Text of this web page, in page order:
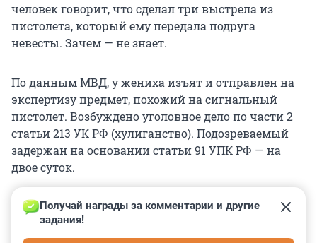
человек говорит, что сделал три выстрела из
пистолета, который ему передала подруга
невесты. Зачем — не знает.
По данным МВД, у жениха изъят и отправлен на
экспертизу предмет, похожий на сигнальный
пистолет. Возбуждено уголовное дело по части 2
статьи 213 УК РФ (хулиганство). Подозреваемый
задержан на основании статьи 91 УПК РФ — на
двое суток.
Получай награды за комментарии и другие
задания!